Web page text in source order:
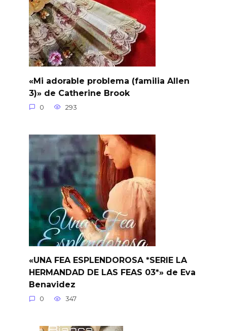
«Mi adorable problema (familia Allen
3)» de Catherine Brook
0 293
«UNA FEA ESPLENDOROSA *SERIE LA
HERMANDAD DE LAS FEAS 03*» de Eva
Benavidez
0 347